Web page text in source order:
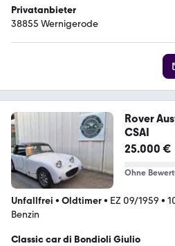
Privatanbieter
38855 Wernigerode
Rover
CSAI
25.000 €
Ohne
Unfallfrei • Oldtimer• EZ 09/1959 •
Benzin
Classic car di Bondioli Giulio